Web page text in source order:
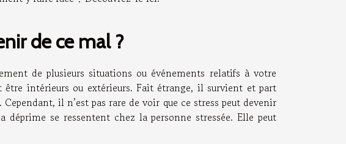
de ce mal ?
de plusieurs situations ou événements relatifs à votre
être intérieurs ou extérieurs. Fait étrange, il survient et part
il n’est pas rare de voir que ce stress peut devenir
déprime se ressentent chez la personne stressée. Elle peut